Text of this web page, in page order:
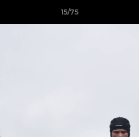
15/75